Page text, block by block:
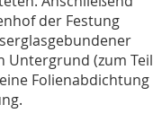
der Festung
Untergrund (zum Teil
Folienabdichtung